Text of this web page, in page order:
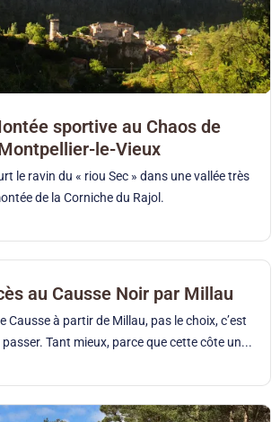
sportive au Chaos de
le-Vieux
le ravin du « riou Sec » dans une vallée très
de la Corniche du Rajol.
au Causse Noir par Millau
Causse à partir de Millau, pas le choix, c’est
passer. Tant mieux, parce que cette côte un...